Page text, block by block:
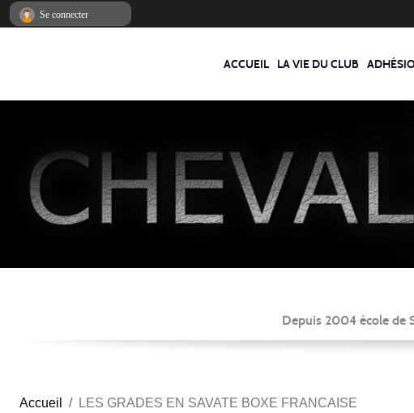
ACCUEIL LA VIE DU CLUB
Depuis 2004 école de
Accueil LES GRADES EN SAVATE BOXE FRANCAISE
Se connecter
Panneau de gestion des cookies